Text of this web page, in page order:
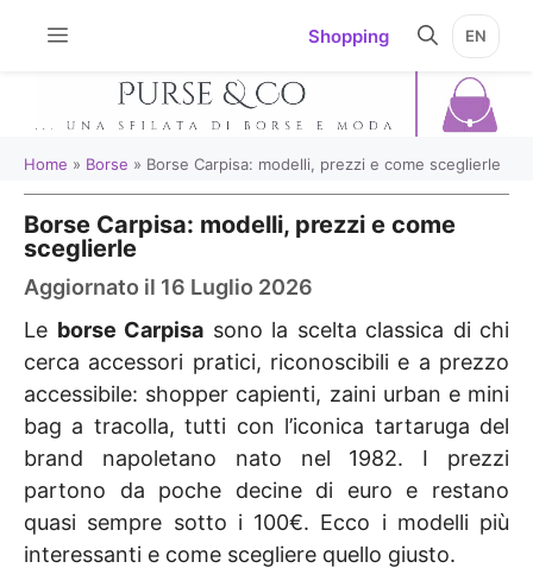
Shopping EN
Home » Borse » Borse Carpisa: modelli, prezzi e come sceglierle
Borse Carpisa: modelli, prezzi e come
sceglierle
Aggiornato il 16 Luglio 2026
Le borse Carpisa sono la scelta classica di chi
cerca accessori pratici, riconoscibili e a prezzo
accessibile: shopper capienti, zaini urban e mini
bag a tracolla, tutti con l’iconica tartaruga del
brand napoletano nato nel 1982. I prezzi
partono da poche decine di euro e restano
quasi sempre sotto i 100€. Ecco i modelli più
interessanti e come scegliere quello giusto.